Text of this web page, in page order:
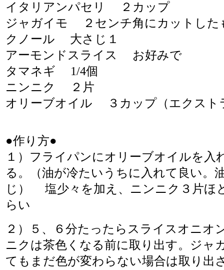
イタリアンパセリ ２カップ
ジャガイモ ２センチ角にカットし
クノール 大さじ１
アーモンドスライス お好みで
タマネギ 1/4個
ニンニク ２片
オリーブオイル ３カップ（エクスト
●作り方●
１）フライパンにオリーブオイルを入
る。（油が冷たいうちに入れて良い。
じ） 塩少々を加え、ニンニク３片ほ
らい
２）５、６分たったらスライスオニオ
ニクは茶色くなる前に取り出す。ジャ
てもまだ色が変わらない場合は取り出